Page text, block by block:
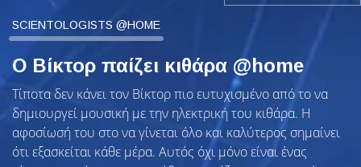
SCIENTOLOGISTS @HOME
Ο Βίκτορ παίζει κιθάρα @home
Τίποτα δεν κάνει τον Βίκτορ πιο ευτυχισμένο από το να
δημιουργεί μουσική με την ηλεκτρική του κιθάρα. Η
αφοσίωσή του στο να γίνεται όλο και καλύτερος σημαίνει
ότι εξασκείται κάθε μέρα. Αυτός όχι μόνο είναι ένας